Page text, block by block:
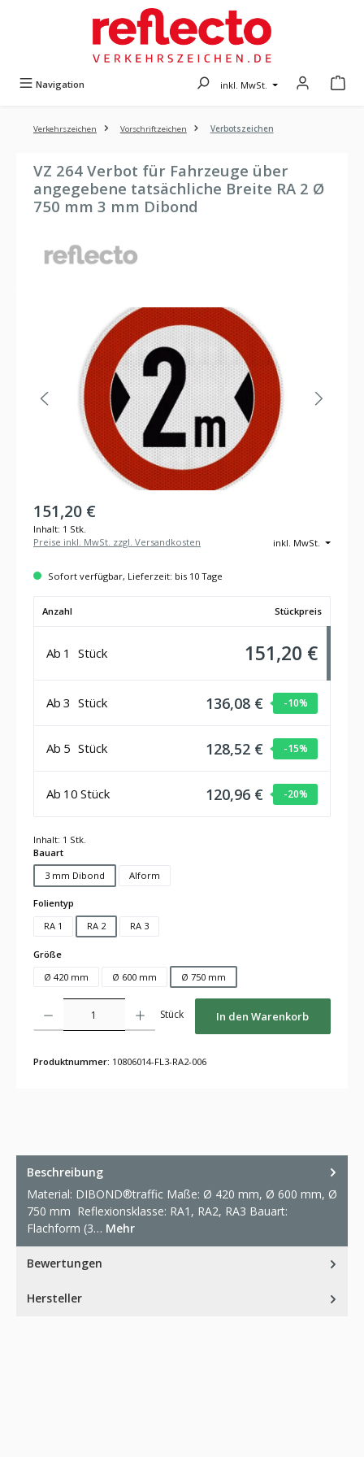
Navigation inkl. MwSt.
Verkehrszeichen Vorschriftzeichen Verbotszeichen
VZ 264 Verbot für Fahrzeuge über
angegebene tatsächliche Breite RA 2 Ø
750 mm 3 mm Dibond
Bildergalerie überspringen
151,20 €
Inhalt: 1 Stk.
inkl. MwSt.
Preise inkl. MwSt. zzgl. Versandkosten
Sofort verfügbar, Lieferzeit: bis 10 Tage
Anzahl Stückpreis
Ab 1 Stück 151,20 €
Ab 3 Stück 136,08 € -10%
Ab 5 Stück 128,52 € -15%
Ab 10 Stück 120,96 € -20%
Inhalt: 1 Stk.
Bauartauswählen
3 mm Dibond
Alform
Folientyp
RA 1
RA 2 RA 3
Größeauswählen
Ø 420 mm
Ø 600 mm Ø 750 mm
Stück In den Warenkorb
Produktnummer: 10806014-FL3-RA2-006
Beschreibung
Material: DIBOND®traffic Maße: Ø 420 mm, Ø 600 mm, Ø
750 mm Reflexionsklasse: RA1, RA2, RA3 Bauart:
Flachform (3… Mehr
Bewertungen
Hersteller